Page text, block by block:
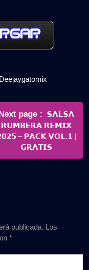
page
Newer
Posts
𝗦𝗔𝗟𝗦𝗔
𝗥𝗨𝗠𝗕𝗘𝗥𝗔 𝗥𝗘𝗠𝗜𝗫
– 𝗣𝗔𝗖𝗞 𝗩𝗢𝗟.𝟭 |
𝗚𝗥𝗔𝗧𝗜𝗦
publicada. Los
*